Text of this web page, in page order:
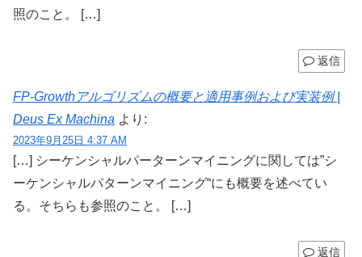
照のこと。 […]
返信
FP-Growthアルゴリズムの概要と適用事例および実装例 |
Deus Ex Machina より:
2023年9月25日 4:37 AM
[…] シーケンシャルパーターンマイニングに関しては”シ
ーケンシャルパターンマイニング“にも概要を述べてい
る。そちらも参照のこと。 […]
返信